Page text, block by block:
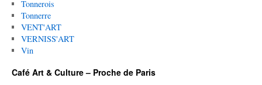
Tonnerois
Tonnerre
VENT'ART
VERNISS'ART
Vin
Café Art & Culture – Proche de Paris